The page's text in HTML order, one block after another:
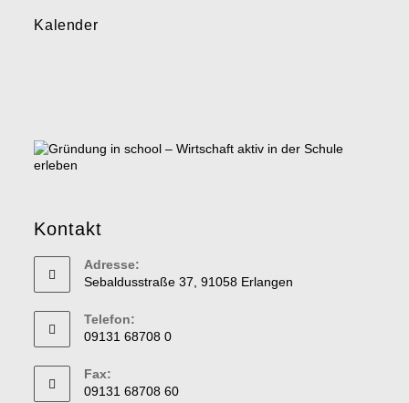
Kalender
Kontakt
Adresse:
Sebaldusstraße 37, 91058 Erlangen
Telefon:
09131 68708 0
Fax:
09131 68708 60